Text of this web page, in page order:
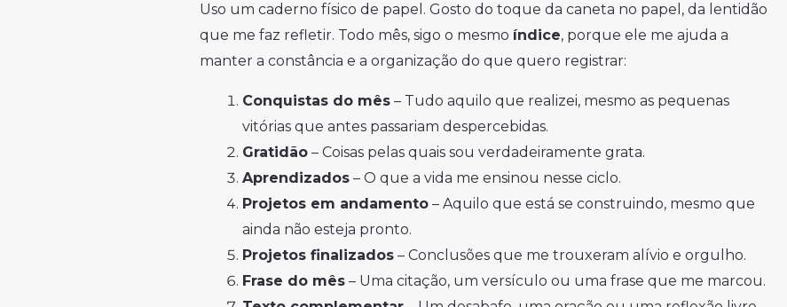
Uso um caderno físico de papel. Gosto do toque da caneta no papel, da lentidão
que me faz refletir. Todo mês, sigo o mesmo índice, porque ele me ajuda a
manter a constância e a organização do que quero registrar:
Conquistas do mês – Tudo aquilo que realizei, mesmo as pequenas
vitórias que antes passariam despercebidas.
Gratidão – Coisas pelas quais sou verdadeiramente grata.
Aprendizados – O que a vida me ensinou nesse ciclo.
Projetos em andamento – Aquilo que está se construindo, mesmo que
ainda não esteja pronto.
Projetos finalizados – Conclusões que me trouxeram alívio e orgulho.
Frase do mês – Uma citação, um versículo ou uma frase que me marcou.